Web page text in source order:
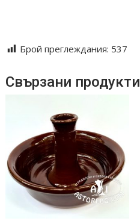
Брой преглеждания: 537
Свързани продукти